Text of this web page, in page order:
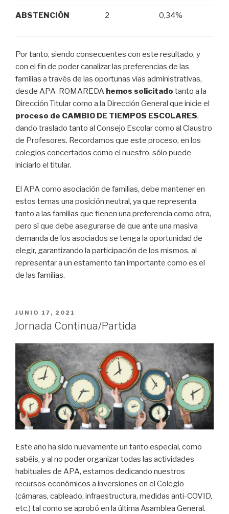
ABSTENCIÓN 2 0,34%
Por tanto, siendo consecuentes con este resultado, y
con el fin de poder canalizar las preferencias de las
familias a través de las oportunas vías administrativas,
desde APA-ROMAREDA hemos solicitado tanto a la
Dirección Titular como a la Dirección General que inicie el
proceso de CAMBIO DE TIEMPOS ESCOLARES,
dando traslado tanto al Consejo Escolar como al Claustro
de Profesores. Recordamos que este proceso, en los
colegios concertados como el nuestro, sólo puede
iniciarlo el titular.
El APA como asociación de familias, debe mantener en
estos temas una posición neutral, ya que representa
tanto a las familias que tienen una preferencia como otra,
pero sí que debe asegurarse de que ante una masiva
demanda de los asociados se tenga la oportunidad de
elegir, garantizando la participación de los mismos, al
representar a un estamento tan importante como es el
de las familias.
PUBLICADO
EL
JUNIO 17, 2021
Jornada Continua/Partida
Este año ha sido nuevamente un tanto especial, como
sabéis, y al no poder organizar todas las actividades
habituales de APA, estamos dedicando nuestros
recursos económicos a inversiones en el Colegio
(cámaras, cableado, infraestructura, medidas anti-COVID,
etc.) tal como se aprobó en la última Asamblea General.